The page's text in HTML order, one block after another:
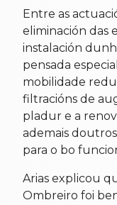
Entre as
eliminación das
instalación
pensada
mobilidade
filtracións de
pladur e a
ademais
para o bo
Arias explicou
Ombreiro foi